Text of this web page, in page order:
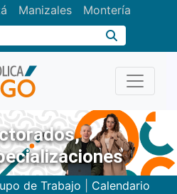
Manizales Montería
de Trabajo
Calendario